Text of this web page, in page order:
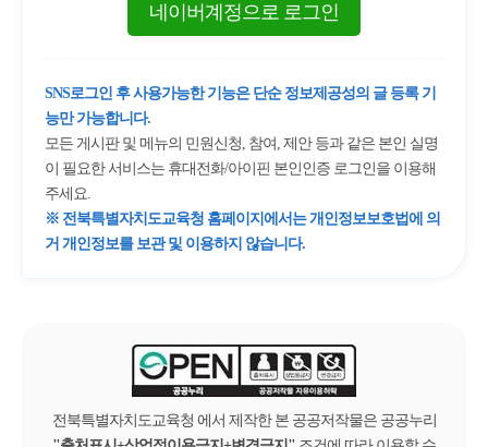
네이버계정으로 로그인
SNS로그인 후 사용가능한 기능은 단순 정보제공성의 글 등록 기
능만 가능합니다.
모든 게시판 및 메뉴의 민원신청, 참여, 제안 등과 같은 본인 실명
이 필요한 서비스는 휴대전화/아이핀 본인인증 로그인을 이용해
주세요.
※ 전북특별자치도교육청 홈페이지에서는 개인정보보호법에 의
거 개인정보를 보관 및 이용하지 않습니다.
전북특별자치도교육청 에서 제작한 본 공공저작물은 공공누리